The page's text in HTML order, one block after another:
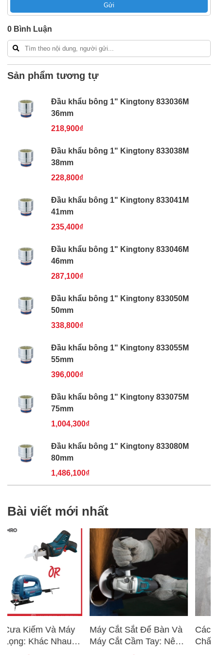
Nếu bạn cần thêm thông tin của
024.2224.8888hoặc zalo -0868.603.068
Gửi
0 Bình Luận
Sản phẩm tương tự
Đầu khẩu bông 1" Kingtony 833036M
36mm
218,900₫
Đầu khẩu bông 1" Kingtony 833038M
38mm
228,800₫
Đầu khẩu bông 1" Kingtony 833041M
41mm
235,400₫
Đầu khẩu bông 1" Kingtony 833046M
46mm
287,100₫
Đầu khẩu bông 1" Kingtony 833050M
50mm
338,800₫
Đầu khẩu bông 1" Kingtony 833055M
55mm
396,000₫
Đầu khẩu bông 1" Kingtony 833075M
75mm
1,004,300₫
Đầu khẩu bông 1" Kingtony 833080M
80mm
1,486,100₫
Bài viết mới nhất
Máy Cắt Sắt Để Bàn Và
Máy Cắt Cầm Tay: Nên
Chọn Loại Nào Phù Hợp
Cách Kiểm Tra Nhanh
Chất Lượng Máy
Trước Khi Mua –